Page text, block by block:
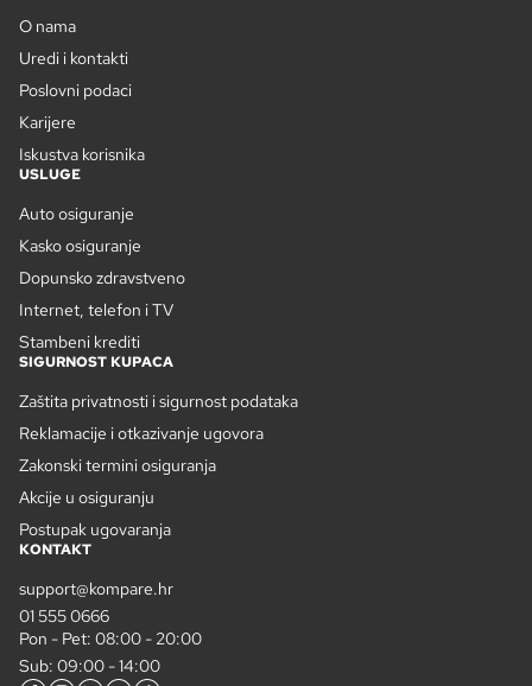
O nama
Uredi i kontakti
Poslovni podaci
Karijere
Iskustva korisnika
USLUGE
Auto osiguranje
Kasko osiguranje
Dopunsko zdravstveno
Internet, telefon i TV
Stambeni krediti
SIGURNOST KUPACA
Zaštita privatnosti i sigurnost podataka
Reklamacije i otkazivanje ugovora
Zakonski termini osiguranja
Akcije u osiguranju
Postupak ugovaranja
KONTAKT
support@kompare.hr
01 555 0666
Pon - Pet: 08:00 - 20:00
Sub: 09:00 - 14:00